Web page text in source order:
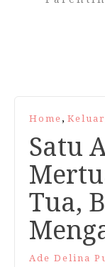
Home ,
Satu
Tua,
Ade Delina